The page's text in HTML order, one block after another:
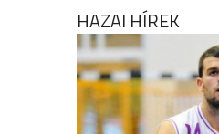
HAZAI HÍREK